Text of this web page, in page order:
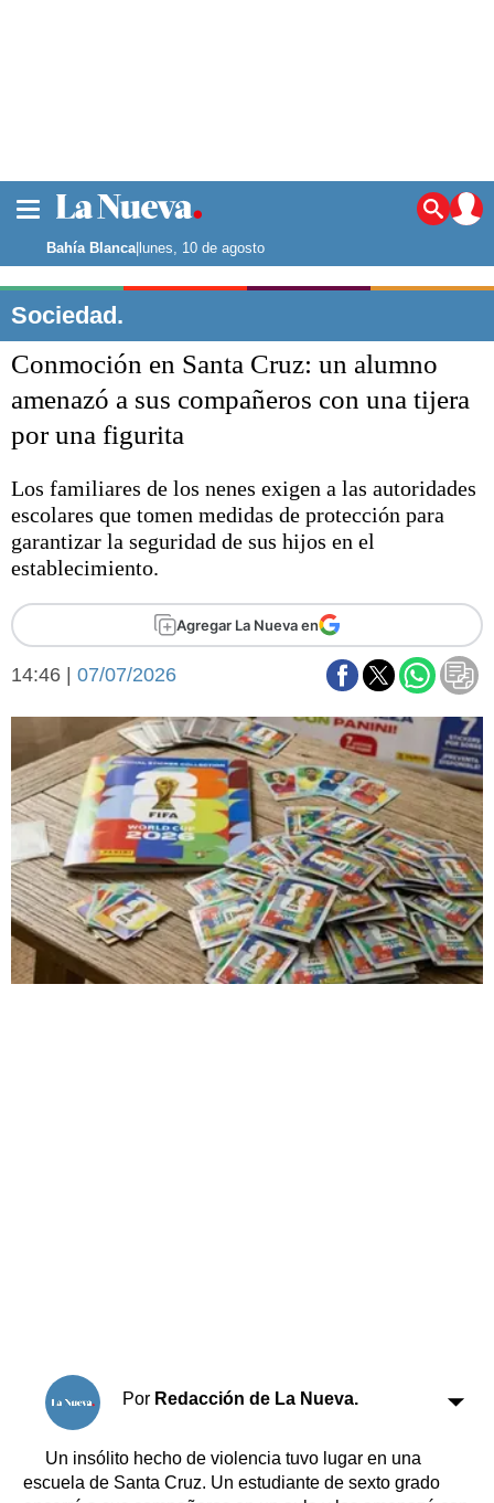
Noticias
La ciudad
Punta Alta
El mundo
Seguridad
Opinión
Liga del Sur
Básquetbol
Fútbol
Arte y cultura
Cines
Economía y campo
Economía y finanzas
Con el campo
Espacio empresas
Sociedad y tiempo
libre
Sociedad
Tecnología
Turismo
Salud
Es viral
El tiempo
Fúnebres
Clasificados
Bahía Blanca|lunes, 10 de agosto
Sociedad.
Conmoción en Santa Cruz: un alumno
amenazó a sus compañeros con una tijera
por una figurita
Los familiares de los nenes exigen a las autoridades
escolares que tomen medidas de protección para
garantizar la seguridad de sus hijos en el
establecimiento.
Agregar La Nueva en
14:46 | 07/07/2026
Por Redacción de La Nueva.
Un insólito hecho de violencia tuvo lugar en una
escuela de Santa Cruz. Un estudiante de sexto grado